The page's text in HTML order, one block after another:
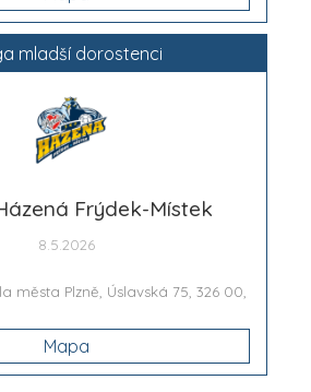
mladší dorostenci
Frýdek-Místek
8.5.2026
města Plzně, Úslavská 75, 326 00,
Mapa